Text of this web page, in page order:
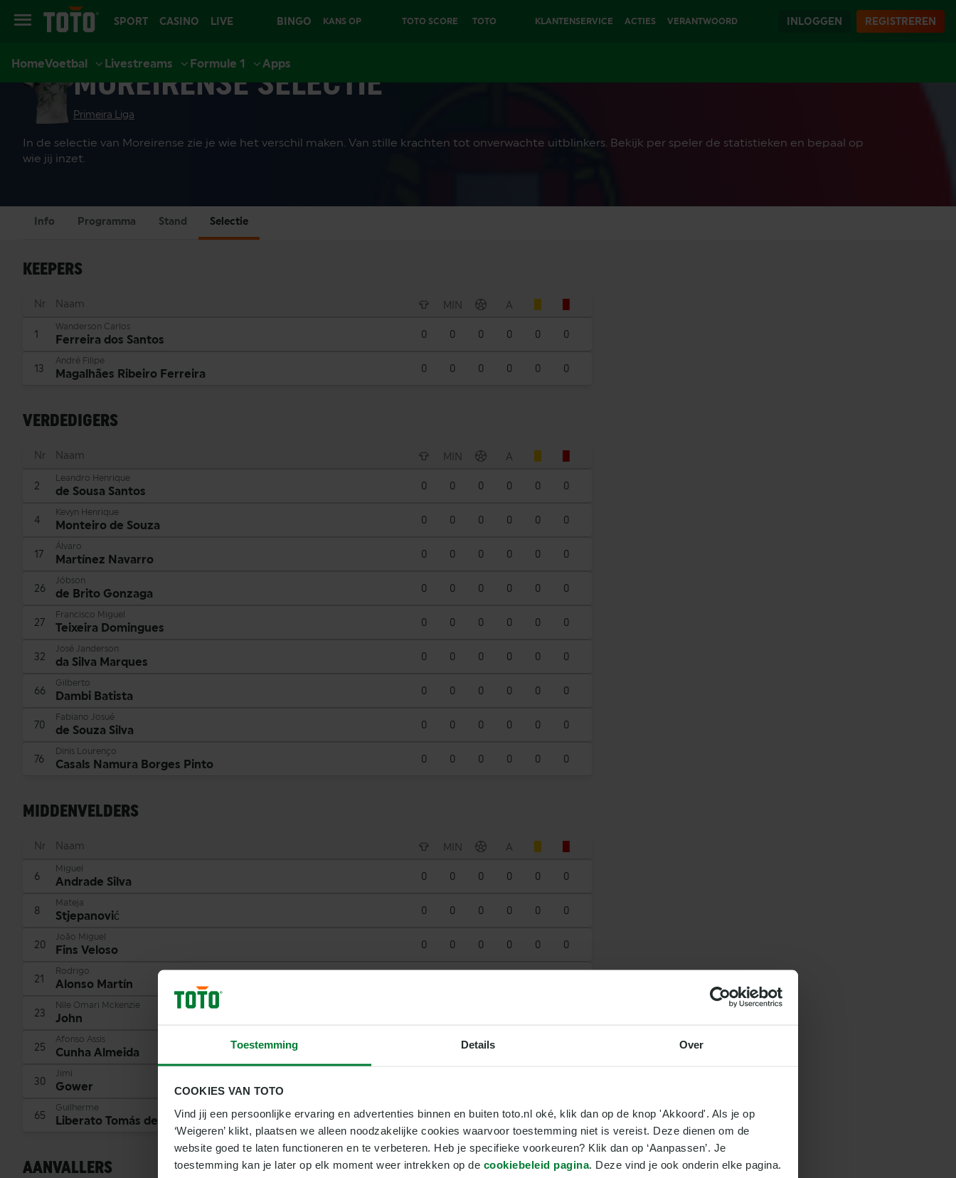
Toestemming Details Over
COOKIES VAN TOTO
Vind jij een persoonlijke ervaring en advertenties binnen en buiten toto.nl oké, klik dan op de knop 'Akkoord'. Als je op
‘Weigeren’ klikt, plaatsen we alleen noodzakelijke cookies waarvoor toestemming niet is vereist. Deze dienen om de
website goed te laten functioneren en te verbeteren. Heb je specifieke voorkeuren? Klik dan op ‘Aanpassen’. Je
toestemming kan je later op elk moment weer intrekken op de cookiebeleid pagina. Deze vind je ook onderin elke pagina.
SPORT CASINO LIVE
CASINO
BINGO KANS OP TOTO SCORE TOTO KLANTENSERVICE ACTIES VERANTWOORD INLOGGEN REGISTREREN
HomeVoetbal Livestreams Formule 1 Apps
MOREIRENSE SELECTIE
Primeira Liga
In de selectie van Moreirense zie je wie het verschil maken. Van stille krachten tot onverwachte uitblinkers. Bekijk per speler de statistieken en bepaal op
wie jij inzet.
Info Programma Stand Selectie
KEEPERS
Nr Naam MIN A
1
Wanderson Carlos
Ferreira dos Santos 0 0 0 0 0 0
13
André Filipe
Magalhães Ribeiro Ferreira 0 0 0 0 0 0
VERDEDIGERS
Nr Naam MIN A
2
Leandro Henrique
de Sousa Santos 0 0 0 0 0 0
4
Kevyn Henrique
Monteiro de Souza 0 0 0 0 0 0
17
Álvaro
Martínez Navarro 0 0 0 0 0 0
26
Jóbson
de Brito Gonzaga 0 0 0 0 0 0
27
Francisco Miguel
Teixeira Domingues 0 0 0 0 0 0
32
José Janderson
da Silva Marques 0 0 0 0 0 0
66
Gilberto
Dambi Batista 0 0 0 0 0 0
70
Fabiano Josué
de Souza Silva 0 0 0 0 0 0
76
Dinis Lourenço
Casals Namura Borges Pinto 0 0 0 0 0 0
MIDDENVELDERS
Nr Naam MIN A
6
Miguel
Andrade Silva 0 0 0 0 0 0
8
Mateja
Stjepanović 0 0 0 0 0 0
20
João Miguel
Fins Veloso 0 0 0 0 0 0
21
Rodrigo
Alonso Martín
23
Nile Omari Mckenzie
John
25
Afonso Assis
Cunha Almeida 0
30
Jimi
Gower
65
Guilherme
Liberato Tomás de Aquino 0 0 0 0 0 0
AANVALLERS